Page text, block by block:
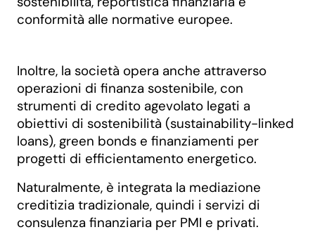
conformità alle normative europee.
Inoltre, la società opera anche attraverso
operazioni di finanza sostenibile, con
strumenti di credito agevolato legati a
obiettivi di sostenibilità (sustainability-linked
loans), green bonds e finanziamenti per
progetti di efficientamento energetico.
Naturalmente, è integrata la mediazione
creditizia tradizionale, quindi i servizi di
consulenza finanziaria per PMI e privati.